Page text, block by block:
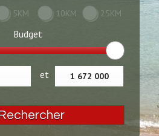
5KM 10KM 25KM
Budget
et
Rechercher